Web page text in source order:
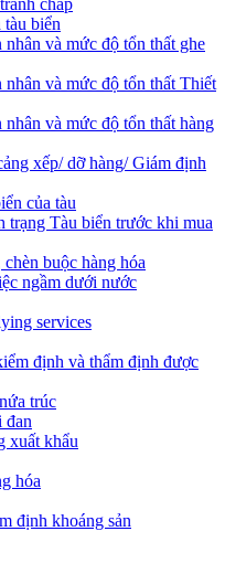
biển
và mức độ tổn thất ghe
và mức độ tổn thất Thiết
và mức độ tổn thất hàng
xếp/ dỡ hàng/ Giám định
của tàu
trạng Tàu biển trước khi mua
buộc hàng hóa
ngầm dưới nước
services
định và thẩm định được
trúc
đan
xuất khẩu
hóa
định khoáng sản